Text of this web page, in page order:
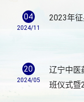
04
2024/11
2023年
20
2024/05
辽宁中医
班仪式暨